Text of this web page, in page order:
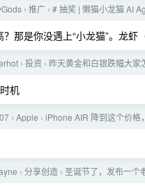
› 推广 › # 抽奖 | 懒猫小龙猫 AI
那是你没遇上“小龙猫”。龙
› 投资 › 昨天黄金和白银跌幅大家
机
› Apple › iPhone AIR 降到这个价格
› 分享创造 › 圣诞节了，发布一个